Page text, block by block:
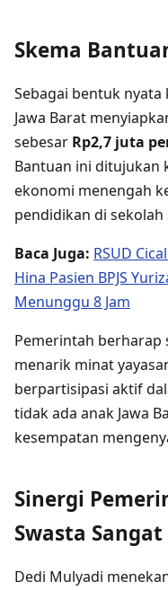
Skema
Sebagai bentuk
Jawa Barat
sebesar Rp2,7 juta
Bantuan ini ditujukan
ekonomi menengah
pendidikan di sekolah
Baca Juga: RSUD
Hina Pasien BPJS
Menunggu 8 Jam
Pemerintah berharap
menarik minat
berpartisipasi aktif
tidak ada anak Jawa
kesempatan
Sinergi
Swasta
Dedi Mulyadi